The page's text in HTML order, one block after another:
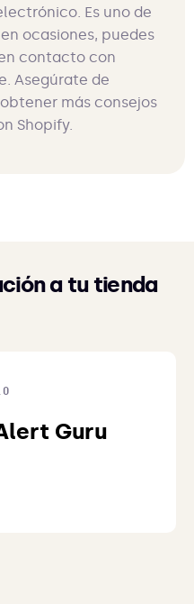
Es uno de
ocasiones, puedes
contacto con
Asegúrate de
más consejos
Shopify.
a tu tienda
Guru